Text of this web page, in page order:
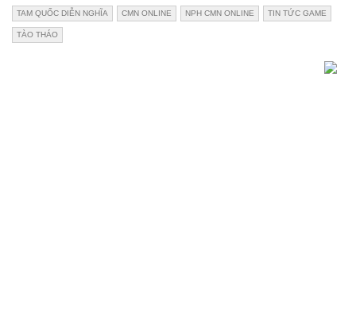
TAM QUỐC DIỄN NGHĨA CMN ONLINE NPH CMN ONLINE TIN TỨC GAME
TÀO THÁO